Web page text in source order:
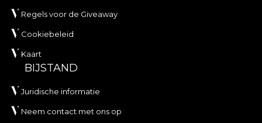
Regels voor de Giveaway
Cookiebeleid
Kaart
BIJSTAND
Juridische informatie
Neem contact met ons op